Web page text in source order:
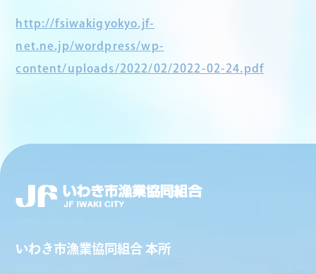
http://fsiwakigyokyo.jf-
net.ne.jp/wordpress/wp-
content/uploads/2022/02/2022-02-24.pdf
いわき市漁業協同組合 本所